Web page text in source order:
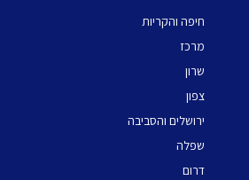
חיפה והקריות
מרכז
שרון
צפון
ירושלים והסביבה
שפלה
דרום